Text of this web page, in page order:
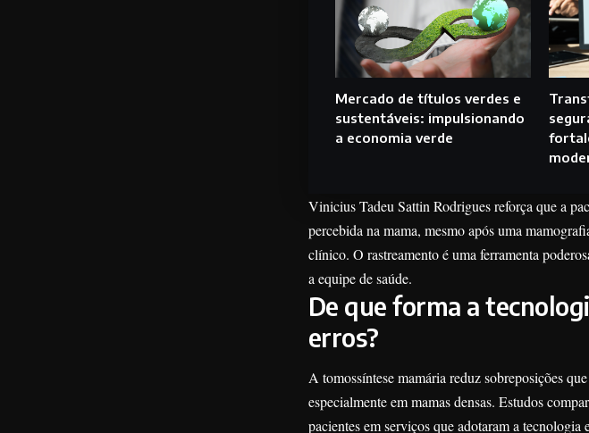
Mercado de títulos verdes e
sustentáveis: impulsionando
a economia verde
Vinicius Tadeu Sattin Rodrigues reforça que a
percebida na mama, mesmo após uma
clínico. O rastreamento é uma ferramenta
a equipe de saúde.
De que forma a
erros?
A tomossíntese mamária reduz sobreposições
especialmente em mamas densas. Estudos
pacientes em serviços que adotaram a